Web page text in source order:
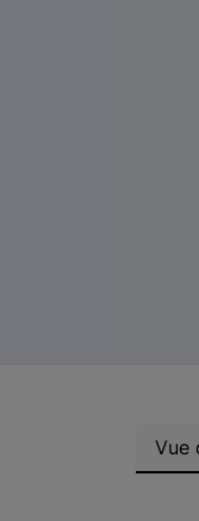
Vue